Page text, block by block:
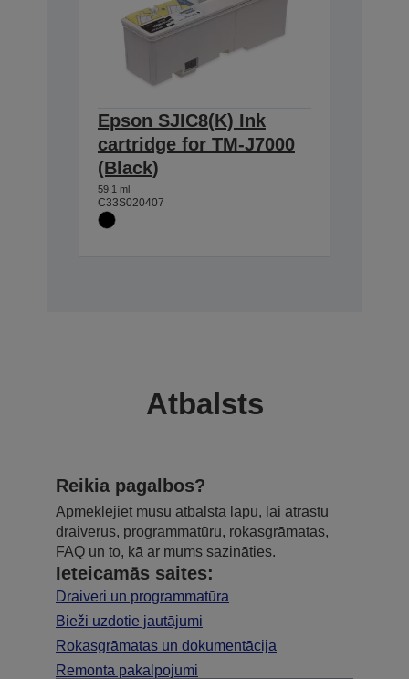
Epson SJIC8(K) Ink
cartridge for TM-J7000
(Black)
59,1 ml
C33S020407
Atbalsts
Reikia pagalbos?
Apmeklējiet mūsu atbalsta lapu, lai atrastu
draiverus, programmatūru, rokasgrāmatas,
FAQ un to, kā ar mums sazināties.
Ieteicamās saites:
Draiveri un programmatūra
Bieži uzdotie jautājumi
Rokasgrāmatas un dokumentācija
Remonta pakalpojumi